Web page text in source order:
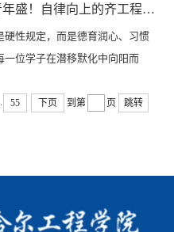
【成在齐工程】学风正，青年盛！自律向上的齐工程学子
性规定，而是德育润心、习惯
一位学子在潜移默化中向阳而
整洁内务、文明言行，每一处
55 下页 到第 页 跳转